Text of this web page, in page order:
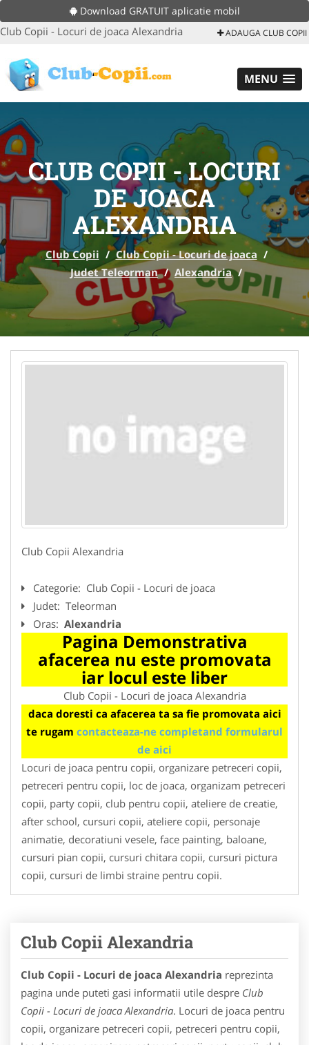
Download GRATUIT aplicatie mobil
Club Copii - Locuri de joaca Alexandria ADAUGA CLUB COPII
MENU
CLUB COPII - LOCURI
DE JOACA
ALEXANDRIA
Club Copii / Club Copii - Locuri de joaca /
Judet Teleorman / Alexandria /
Club Copii Alexandria
Categorie: Club Copii - Locuri de joaca
Judet: Teleorman
Oras: Alexandria
Pagina Demonstrativa
afacerea nu este promovata
iar locul este liber
Club Copii - Locuri de joaca Alexandria
daca doresti ca afacerea ta sa fie promovata aici
te rugam contacteaza-ne completand formularul
de aici
Locuri de joaca pentru copii, organizare petreceri copii,
petreceri pentru copii, loc de joaca, organizam petreceri
copii, party copii, club pentru copii, ateliere de creatie,
after school, cursuri copii, ateliere copii, personaje
animatie, decoratiuni vesele, face painting, baloane,
cursuri pian copii, cursuri chitara copii, cursuri pictura
copii, cursuri de limbi straine pentru copii.
Club Copii Alexandria
Club Copii - Locuri de joaca Alexandria reprezinta
pagina unde puteti gasi informatii utile despre Club
Copii - Locuri de joaca Alexandria. Locuri de joaca pentru
copii, organizare petreceri copii, petreceri pentru copii,